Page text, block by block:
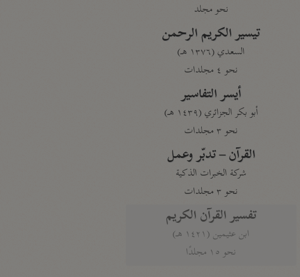
نحو مجلد
تيسير الكريم الرحمن
السعدي (١٣٧٦ هـ)
نحو ٤ مجلدات
أيسر التفاسير
أبو بكر الجزائري (١٤٣٩ هـ)
نحو ٣ مجلدات
القرآن – تدبّر وعمل
شركة الخبرات الذكية
نحو ٣ مجلدات
تفسير القرآن الكريم
ابن عثيمين (١٤٢١ هـ)
نحو ١٥ مجلدًا